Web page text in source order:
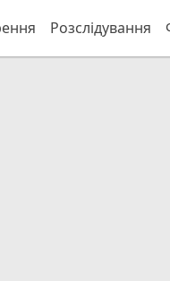
Розслідування